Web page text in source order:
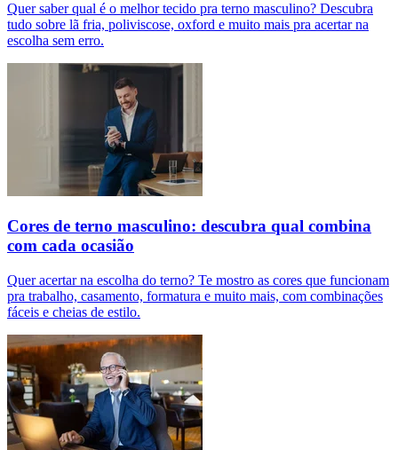
Quer saber qual é o melhor tecido pra terno masculino? Descubra
tudo sobre lã fria, poliviscose, oxford e muito mais pra acertar na
escolha sem erro.
Cores de terno masculino: descubra qual combina
com cada ocasião
Quer acertar na escolha do terno? Te mostro as cores que funcionam
pra trabalho, casamento, formatura e muito mais, com combinações
fáceis e cheias de estilo.